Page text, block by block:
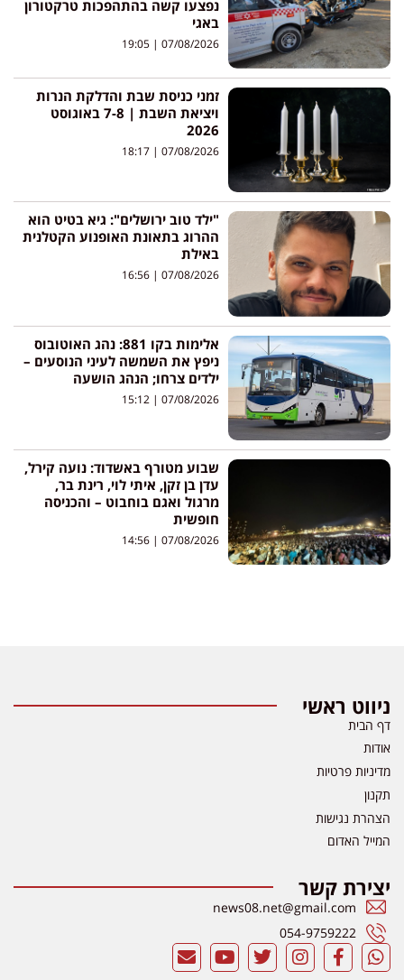
נפצעו קשה בהתהפכות טרקטורון
באגי
07/08/2026
זמני כניסת שבת והדלקת הנרות
ויציאת השבת | 7-8 באוגוסט
2026
07/08/2026
"ילד טוב ירושלים": גיא בטיט הוא
ההרוג בתאונת האופנוע הקטלנית
באילת
07/08/2026
אלימות בקו 881: נהג האוטובוס
ניפץ את השמשה לעיני הנוסעים –
ילדים צרחו; הנהג הושעה
07/08/2026
שבוע מטורף באשדוד: נועה קירל,
עדן בן זקן, איתי לוי, רינת בר,
מרגול ואגם בוחבוט – והכניסה
חופשית
07/08/2026
ניווט ראשי
דף הבית
אודות
מדיניות פרטיות
תקנון
הצהרת נגישות
המייל האדום
יצירת קשר
news08.net@gmail.com
054-9759222